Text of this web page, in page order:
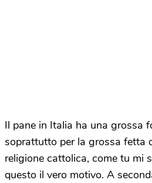
Il pane in Italia ha una grossa
soprattutto per la grossa fetta
religione cattolica, come tu mi
questo il vero motivo. A